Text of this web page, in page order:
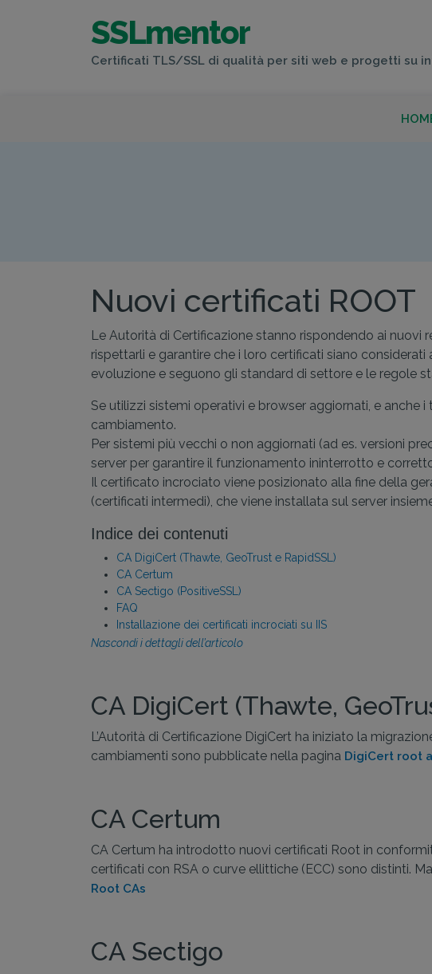
SSLmentor
Certificati TLS/SSL di qualità per siti web e progetti su
Nuovi certificati ROOT
Le Autorità di Certificazione stanno rispondendo ai
rispettarli e garantire che i loro certificati siano
evoluzione e seguono gli standard di settore e le regole
Se utilizzi sistemi operativi e browser aggiornati, e
cambiamento.
Per sistemi più vecchi o non aggiornati (ad es. versioni
server per garantire il funzionamento ininterrotto e
Il certificato incrociato viene posizionato alla fine della
(certificati intermedi), che viene installata sul server
Indice dei contenuti
CA DigiCert (Thawte, GeoTrust e RapidSSL)
CA Certum
CA Sectigo (PositiveSSL)
FAQ
Installazione dei certificati incrociati su IIS
Nascondi i dettagli dell’articolo
CA DigiCert (Thawte,
L’Autorità di Certificazione DigiCert ha iniziato la
cambiamenti sono pubblicate nella pagina DigiCert root
CA Certum
CA Certum ha introdotto nuovi certificati Root in
certificati con RSA o curve ellittiche (ECC) sono distinti.
Root CAs
CA Sectigo